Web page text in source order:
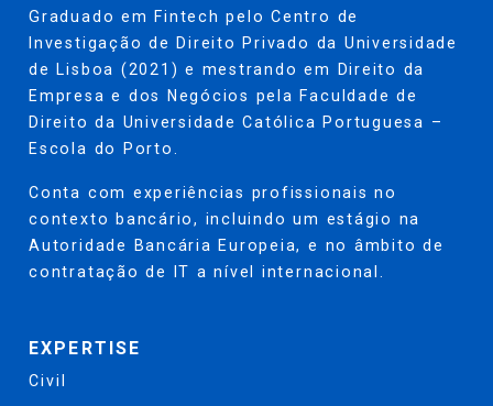
Graduado em Fintech pelo Centro de
Investigação de Direito Privado da Universidade
de Lisboa (2021) e mestrando em Direito da
Empresa e dos Negócios pela Faculdade de
Direito da Universidade Católica Portuguesa –
Escola do Porto.
Conta com experiências profissionais no
contexto bancário, incluindo um estágio na
Autoridade Bancária Europeia, e no âmbito de
contratação de IT a nível internacional.
EXPERTISE
Civil